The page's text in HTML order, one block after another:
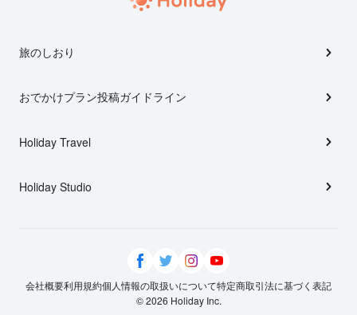
旅のしおり
おでかけプラン投稿ガイドライン
Holiday Travel
Holiday Studio
会社概要利用規約個人情報の取扱いについて特定商取引法に基づく表記
© 2026 Holiday Inc.